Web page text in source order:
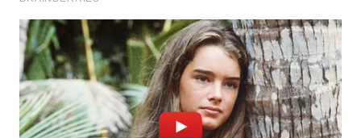
LIKUPANG
WN
LABUANBAJO
WN